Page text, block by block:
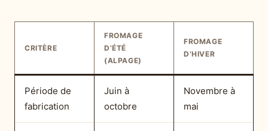
CRITÈRE
FROMAGE
D’ÉTÉ
(ALPAGE)
FROMAGE
D’HIVER
Période de
fabrication
Juin à
octobre
Novembre à
mai